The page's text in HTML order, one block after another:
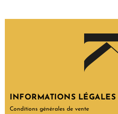
INFORMATIONS LÉGALES
Conditions générales de vente